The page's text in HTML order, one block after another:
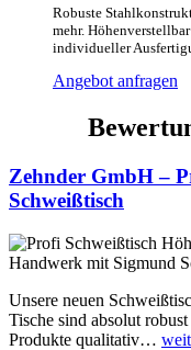
Robuste
mehr.
individueller
Angebot anfragen
Zehnder GmbH –
Schweißtisch
Unsere neuen
Tische sind absolut
Produkte qualitativ…